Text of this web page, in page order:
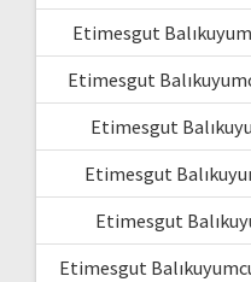
Etimesgut
Etimesgut
Etimesgut
Etimesgut
Etimesgut
Etimesgut